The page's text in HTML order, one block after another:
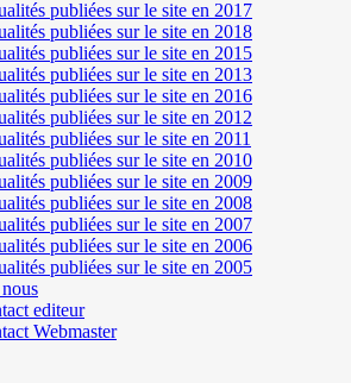
publiées sur le site en 2017
publiées sur le site en 2018
publiées sur le site en 2015
publiées sur le site en 2013
publiées sur le site en 2016
publiées sur le site en 2012
publiées sur le site en 2011
publiées sur le site en 2010
publiées sur le site en 2009
publiées sur le site en 2008
publiées sur le site en 2007
publiées sur le site en 2006
publiées sur le site en 2005
editeur
Webmaster